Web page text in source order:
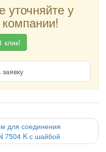
уточняйте у
клик!
для соединения
7504 K с шайбой